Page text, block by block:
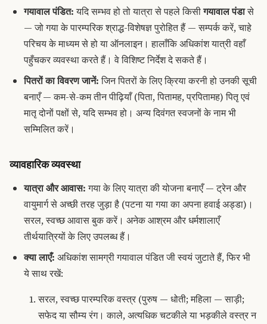
गयावाल पंडित:यदि सम्भव हो तो यात्रा से पहले किसीगयावाल पंडासे
— जो गया के पारम्परिक श्राद्ध-विशेषज्ञ पुरोहित हैं — सम्पर्क करें, चाहे
परिचय के माध्यम से हो या ऑनलाइन। हालाँकि अधिकांश यात्री वहाँ
पहुँचकर व्यवस्था करते हैं। वे विशिष्ट निर्देश दे सकते हैं।
पितरों का विवरण जानें:जिन पितरों के लिए क्रिया करनी हो उनकी सूची
बनाएँ — कम-से-कम तीन पीढ़ियाँ (पिता, पितामह, प्रपितामह) पितृ एवं
मातृ दोनों पक्षों से, यदि सम्भव हो। अन्य दिवंगत स्वजनों के नाम भी
सम्मिलित करें।
व्यावहारिक व्यवस्था
यात्रा और आवास:गया के लिए यात्रा की योजना बनाएँ — ट्रेन और
वायुमार्ग से अच्छी तरह जुड़ा है (पटना या गया का अपना हवाई अड्डा)।
सरल, स्वच्छ आवास बुक करें। अनेक आश्रम और धर्मशालाएँ
तीर्थयात्रियों के लिए उपलब्ध हैं।
क्या लाएँ: अधिकांश सामग्री गयावाल पंडित जी स्वयं जुटाते हैं, फिर भी
ये साथ रखें:
सरल, स्वच्छ पारम्परिक वस्त्र (पुरुष — धोती; महिला — साड़ी;
सफेद या सौम्य रंग। काले, अत्यधिक चटकीले या भड़कीले वस्त्र न